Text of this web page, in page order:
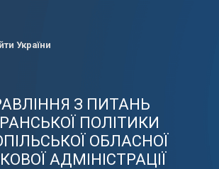
України
З ПИТАНЬ
ПОЛІТИКИ
ОБЛАСНОЇ
АДМІНІСТРАЦІЇ